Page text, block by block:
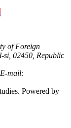
of Foreign
si, 02450, Republic
mail:
Powered by